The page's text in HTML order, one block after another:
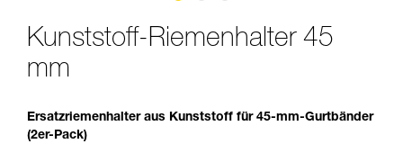
Kunststoff-Riemenhalter 45
mm
Ersatzriemenhalter aus Kunststoff für 45-mm-Gurtbänder
(2er-Pack)